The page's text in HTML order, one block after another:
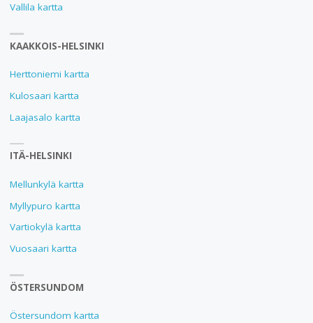
Vallila kartta
KAAKKOIS-HELSINKI
Herttoniemi kartta
Kulosaari kartta
Laajasalo kartta
ITÄ-HELSINKI
Mellunkylä kartta
Myllypuro kartta
Vartiokylä kartta
Vuosaari kartta
ÖSTERSUNDOM
Östersundom kartta